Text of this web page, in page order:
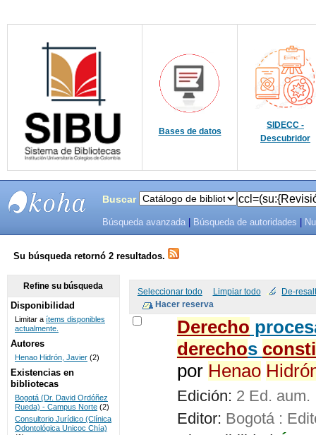
Bases de datos
SIDECC -
Descubridor
SISTEMAS
DE
BIBLIOTECAS
UNICOC
Buscar
Búsqueda avanzada Búsqueda de autoridades
Su búsqueda retornó 2 resultados.
Seleccionar todo Limpiar todo De-
Derecho
derechos
por Henao
Edición: 2 Ed. aum.
Editor: Bogotá :
Refine su búsqueda
Disponibilidad
Limitar a ítems disponibles
actualmente.
Autores
Henao Hidrón, Javier (2)
Existencias en
bibliotecas
Bogotá (Dr. David Ordóñez
Rueda) - Campus Norte (2)
Consultorio Jurídico (Clínica
Odontológica Unicoc Chía)